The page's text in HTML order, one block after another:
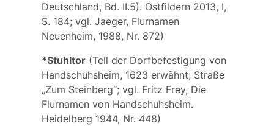
Deutschland, Bd. II.5). Ostfildern 2013, I,
S. 184; vgl. Jaeger, Flurnamen
Neuenheim, 1988, Nr. 872)
*Stuhltor(Teil der Dorfbefestigung von
Handschuhsheim, 1623 erwähnt; Straße
„Zum Steinberg“; vgl. Fritz Frey, Die
Flurnamen von Handschuhsheim.
Heidelberg 1944, Nr. 448)